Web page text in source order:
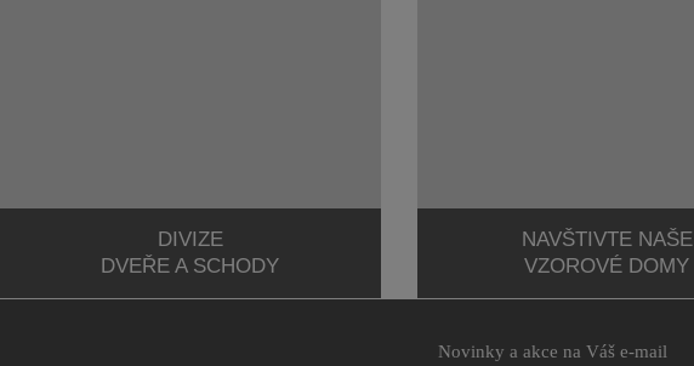
DIVIZE
DVEŘE A SCHODY
NAVŠTIVTE NAŠE
VZOROVÉ DOMY
Novinky a akce na Váš e-mail